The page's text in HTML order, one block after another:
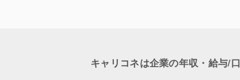
キャリコネは企業の年収・給与/